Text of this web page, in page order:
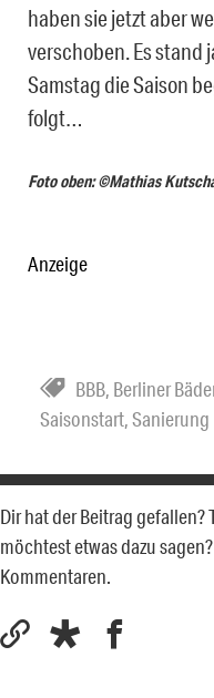
haben sie jetzt aber
verschoben. Es stand
Samstag die Saison
folgt…
Foto oben: ©Mathias
Anzeige
BBB, Berliner
Saisonstart,Sanierung
Dir hat der Beitrag gefallen?
möchtest etwas dazu
Kommentaren.